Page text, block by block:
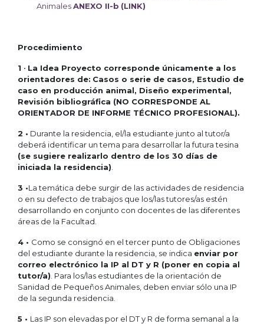
AnimalesANEXO II-b (LINK)
Procedimiento
1 • La Idea Proyecto corresponde únicamente a los
orientadores de: Casos o serie de casos, Estudio de
caso en producción animal, Diseño experimental,
Revisión bibliográfica (NO CORRESPONDE AL
ORIENTADOR DE INFORME TÉCNICO PROFESIONAL).
2 • Durante la residencia, el/la estudiante junto al tutor/a
deberá identificar un tema para desarrollar la futura tesina
(se sugiere realizarlo dentro de los 30 días de
iniciada la residencia)
3 •La temática debe surgir de las actividades de residencia
o en su defecto de trabajos que los/las tutores/as estén
desarrollando en conjunto con docentes de las diferentes
áreas de la Facultad.
4 • Como se consignó en el tercer punto de Obligaciones
del estudiante durante la residencia, se indica enviar por
correo electrónico la IP al DT y R (poner en copia al
tutor/a) . Para los/las estudiantes de la orientación de
Sanidad de Pequeños Animales, deben enviar sólo una IP
de la segunda residencia.
5 • Las IP son elevadas por el DT y R de forma semanal a la